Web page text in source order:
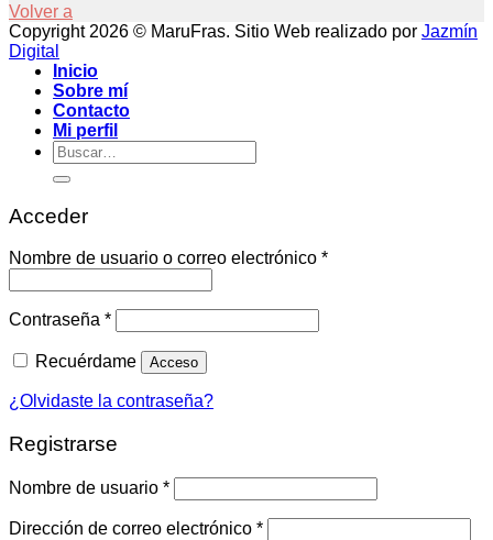
Volver a
Copyright 2026 © MaruFras. Sitio Web realizado por Jazmín
Digital
Inicio
Sobre mí
Contacto
Mi perfil
Buscar
por:
Acceder
Nombre de usuario o correo electrónico *Obligatorio
Contraseña *Obligatorio
Recuérdame Acceso
¿Olvidaste la contraseña?
Registrarse
Nombre de usuario *Obligatorio
Dirección de correo electrónico *Obligatorio